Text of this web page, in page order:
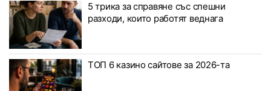
5 трика за справяне със спешни
разходи, които работят веднага
ТОП 6 казино сайтове за 2026-та